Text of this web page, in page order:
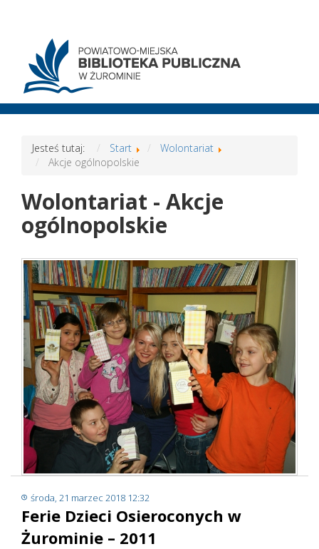
Jesteś tutaj: Start
Wolontariat
Akcje ogólnopolskie
Wolontariat - Akcje
ogólnopolskie
środa, 21 marzec 2018 12:32
Ferie Dzieci Osieroconych w
Żurominie – 2011